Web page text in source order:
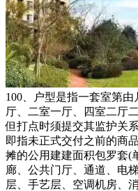
100、户型是指一套室第
厅、二室一厅、四室二厅
但打点时须提交其监护关
即指未正式交付之前的商
摊的公用建建面积包罗套(
廊、公共门厅、通道、电
层、手艺层、空调机房、